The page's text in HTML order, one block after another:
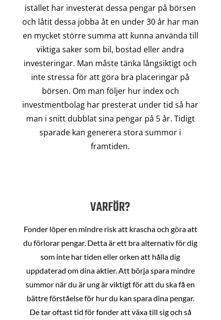
istället har investerat dessa pengar på börsen
och låtit dessa jobba åt en under 30 år har man
en mycket större summa att kunna använda till
viktiga saker som bil, bostad eller andra
investeringar. Man måste tänka långsiktigt och
inte stressa för att göra bra placeringar på
börsen. Om man följer hur index och
investmentbolag har presterat under tid så har
man i snitt dubblat sina pengar på 5 år. Tidigt
sparade kan generera stora summor i
framtiden.
VARFÖR?
Fonder löper en mindre risk att krascha och göra att
du förlorar pengar. Detta är ett bra alternativ för dig
som inte har tiden eller orken att hålla dig
uppdaterad om dina aktier. Att börja spara mindre
summor när du är ung är viktigt för att du ska få en
bättre förståelse för hur du kan spara dina pengar.
De tar oftast tid för fonder att växa till sig och så